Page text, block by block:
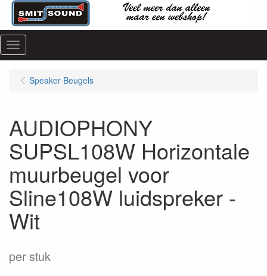
Menu
Speaker Beugels
AUDIOPHONY
SUPSL108W Horizontale
muurbeugel voor
Sline108W luidspreker -
Wit
per stuk